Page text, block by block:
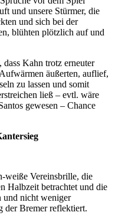
und unsere Stürmer, die
und sich bei der
blühten plötzlich auf und
Kahn trotz erneuter
äußerten, auflief,
zu lassen und somit
ließ – evtl. wäre
gewesen – Chance
weiße Vereinsbrille, die
Halbzeit betrachtet und die
und nicht weniger
der Bremer reflektiert.